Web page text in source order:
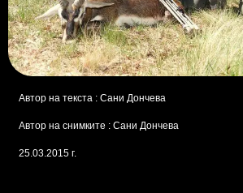
Автор на текста : Сани Дончева
Автор на снимките : Сани Дончева
25.03.2015 г.